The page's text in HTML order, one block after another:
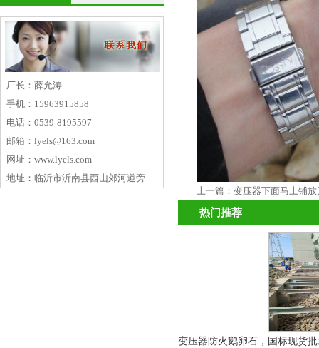
厂长：薛允涛
手机：15963915858
电话：0539-8195597
邮箱：lyels@163.com
网址：www.lyels.com
地址：临沂市沂南县西山郊河道旁
上一篇： 变压器下面马上铺
热门推荐
变压器防火鹅卵石，国标现货